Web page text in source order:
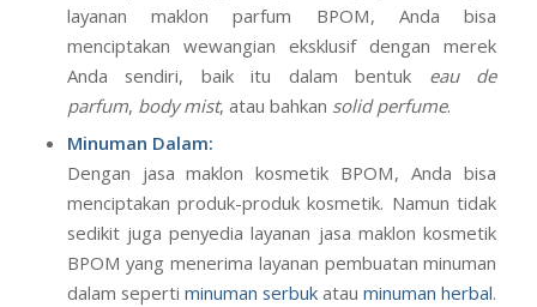
layanan maklon parfum BPOM, Anda bisa
menciptakan wewangian eksklusif dengan merek
Anda sendiri, baik itu dalam bentuk eau de
parfum, body mist, atau bahkan solid perfume.
Minuman Dalam:
Dengan jasa maklon kosmetik BPOM, Anda bisa
menciptakan produk-produk kosmetik. Namun tidak
sedikit juga penyedia layanan jasa maklon kosmetik
BPOM yang menerima layanan pembuatan minuman
dalam seperti minuman serbukatau minuman herbal.